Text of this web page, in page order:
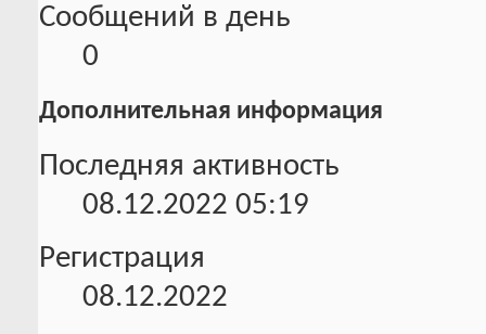
Сообщений в день
0
Дополнительная информация
Последняя активность
08.12.2022 05:19
Регистрация
08.12.2022